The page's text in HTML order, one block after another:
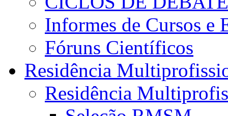
Informes de Cursos e
Fóruns Científicos
Residência
Residência